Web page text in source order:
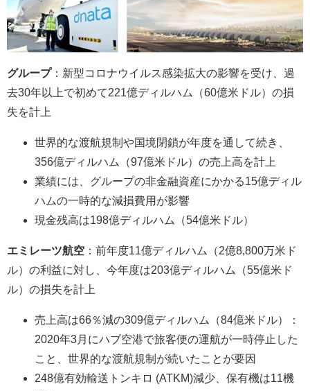
グループ：新型コロナウイルス感染拡大の影響を受け、過
去30年以上で初めて221億ディルハム（60億米ドル）の損
失を計上
世界的な渡航規制や国境閉鎖が年度を通して続き、
356億ディルハム（97億米ドル）の売上高を計上
業績には、グループの非金融資産にかかる15億ディル
ハムの一時的な減損費用が影響
現金残高は198億ディルハム（54億米ドル）
エミレーツ航空 ：前年度11億ディルハム（2億8,800万米ド
ル）の利益に対し、今年度は203億ディルハム（55億米ド
ル）の損失を計上
売上高は66％減の309億ディルハム（84億米ドル）：
2020年3月にハブ空港で旅客便の運航が一時停止した
こと、世界的な渡航規制が続いたことが要因
248億有効輸送トンキロ (ATKM)減少、保有機は11機